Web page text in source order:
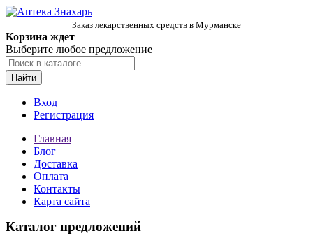
Заказ лекарственных средств в Мурманске
Корзина ждет
Выберите любое предложение
Найти
Вход
Регистрация
Главная
Блог
Доставка
Оплата
Контакты
Карта сайта
Каталог предложений